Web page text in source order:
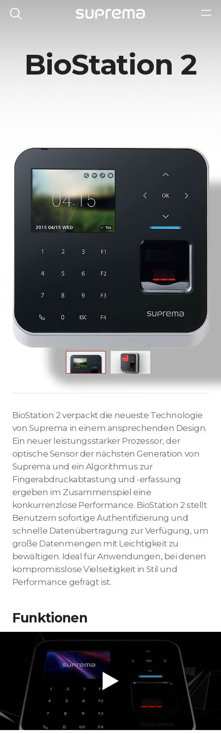
BioStation 2
BioStation 2 verpackt die neueste Technologie
von Suprema in einem ansprechenden Design.
Ein neuer leistungsstarker Prozessor, der
optische Sensor der nächsten Generation von
Suprema und ein Algorithmus zur
Fingerabdruckabtastung und -erfassung
ergeben im Zusammenspiel eine
konkurrenzlose Performance. BioStation 2 stellt
Benutzern sofortige Authentifizierung und
schnelle Datenübertragung zur Verfügung, um
große Datenmengen mit Leichtigkeit zu
bewältigen. Ideal für Anwendungen, bei denen
kompromisslose Vielseitigkeit in Stil und
Performance gefragt ist.
Funktionen